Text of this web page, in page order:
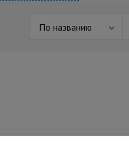
По названию